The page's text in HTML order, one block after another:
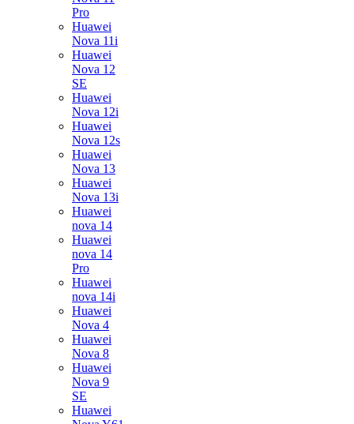
Pro
Huawei
Nova 11i
Huawei
Nova 12
SE
Huawei
Nova 12i
Huawei
Nova 12s
Huawei
Nova 13
Huawei
Nova 13i
Huawei
nova 14
Huawei
nova 14
Pro
Huawei
nova 14i
Huawei
Nova 4
Huawei
Nova 8
Huawei
Nova 9
SE
Huawei